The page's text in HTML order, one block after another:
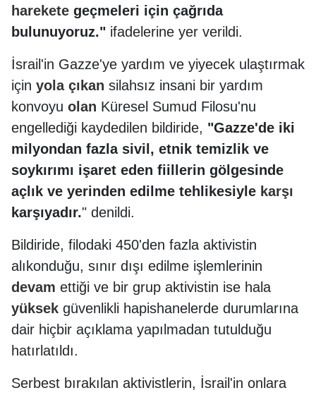
harekete geçmeleri için çağrıda
bulunuyoruz." ifadelerine yer verildi.
İsrail'in Gazze'ye yardım ve yiyecek ulaştırmak
için yola çıkan silahsız insani bir yardım
konvoyu olan Küresel Sumud Filosu'nu
engellediği kaydedilen bildiride, "Gazze'de iki
milyondan fazla sivil, etnik temizlik ve
soykırımı işaret eden fiillerin gölgesinde
açlık ve yerinden edilme tehlikesiyle karşı
karşıyadır." denildi.
Bildiride, filodaki 450'den fazla aktivistin
alıkonduğu, sınır dışı edilme işlemlerinin
devam ettiği ve bir grup aktivistin ise hala
yüksek güvenlikli hapishanelerde durumlarına
dair hiçbir açıklama yapılmadan tutulduğu
hatırlatıldı.
Serbest bırakılan aktivistlerin, İsrail'in onlara